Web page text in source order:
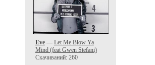
Eve— Let Me Blow Ya
Mind (feat Gwen Stefani)
Скачиваний: 260